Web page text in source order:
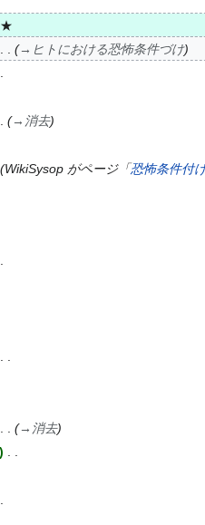
★
→ ヒトにおける恐怖条件づけ
→ 消去
WikiSysop がページ「恐怖条件付
→ 消去